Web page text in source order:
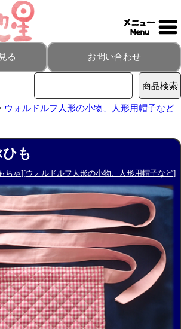
る お問い合わせ
ウォルドルフ人形の小物、人形用帽子など
も
ちゃ][ウォルドルフ人形の小物、人形用帽子など]